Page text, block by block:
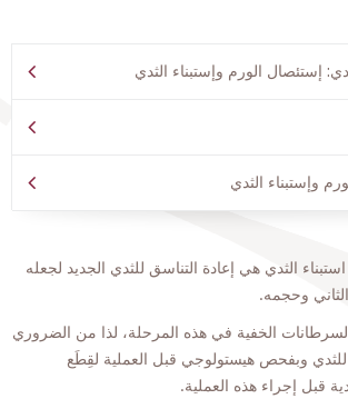
إستئصال الورم وإستبناء الثدي
وإستبناء الثدي
الثدي هي إعادة التناسق للثدي الجديد لجعله
وحجمه.
5 % من السرطانات الخفية في هذه المرحلة، لذا من الضروري
وبفحص هيستولوجي قبل العملية لقِطَع
قبل إجراء هذه العملية.